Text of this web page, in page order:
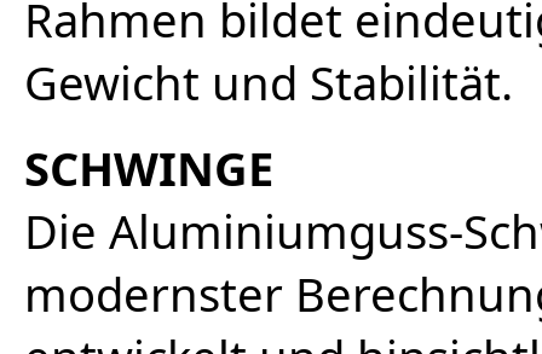
Rahmen bildet
Gewicht und Stabilität.
SCHWINGE
Die Aluminiumguss-
modernster